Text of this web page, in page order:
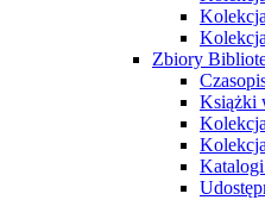
Zbiory
Książki